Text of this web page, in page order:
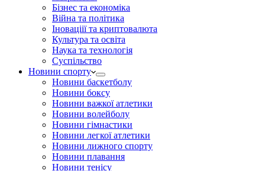
Бізнес та економіка
Війна та політика
Іноваціії та криптовалюта
Культура та освіта
Наука та технологія
Суспільство
Новини спорту
Новини баскетболу
Новини боксу
Новини важкої атлетики
Новини волейболу
Новини гімнастики
Новини легкої атлетики
Новини лижного спорту
Новини плавання
Новини тенісу